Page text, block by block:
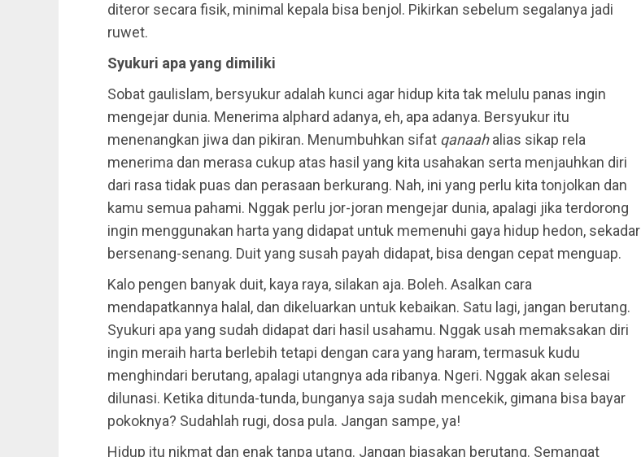
diteror secara fisik, minimal kepala bisa benjol. Pikirkan sebelum segalanya jadi
ruwet.
Syukuri apa yang dimiliki
Sobat gaulislam, bersyukur adalah kunci agar hidup kita tak melulu panas ingin
mengejar dunia. Menerima alphard adanya, eh, apa adanya. Bersyukur itu
menenangkan jiwa dan pikiran. Menumbuhkan sifat qanaahalias sikap rela
menerima dan merasa cukup atas hasil yang kita usahakan serta menjauhkan diri
dari rasa tidak puas dan perasaan berkurang. Nah, ini yang perlu kita tonjolkan dan
kamu semua pahami. Nggak perlu jor-joran mengejar dunia, apalagi jika terdorong
ingin menggunakan harta yang didapat untuk memenuhi gaya hidup hedon, sekadar
bersenang-senang. Duit yang susah payah didapat, bisa dengan cepat menguap.
Kalo pengen banyak duit, kaya raya, silakan aja. Boleh. Asalkan cara
mendapatkannya halal, dan dikeluarkan untuk kebaikan. Satu lagi, jangan berutang.
Syukuri apa yang sudah didapat dari hasil usahamu. Nggak usah memaksakan diri
ingin meraih harta berlebih tetapi dengan cara yang haram, termasuk kudu
menghindari berutang, apalagi utangnya ada ribanya. Ngeri. Nggak akan selesai
dilunasi. Ketika ditunda-tunda, bunganya saja sudah mencekik, gimana bisa bayar
pokoknya? Sudahlah rugi, dosa pula. Jangan sampe, ya!
Hidup itu nikmat dan enak tanpa utang. Jangan biasakan berutang. Semangat